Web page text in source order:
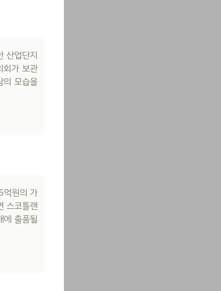
산업단지
회가 보관
의 모습을
원의 가
스코틀랜
에 출품될